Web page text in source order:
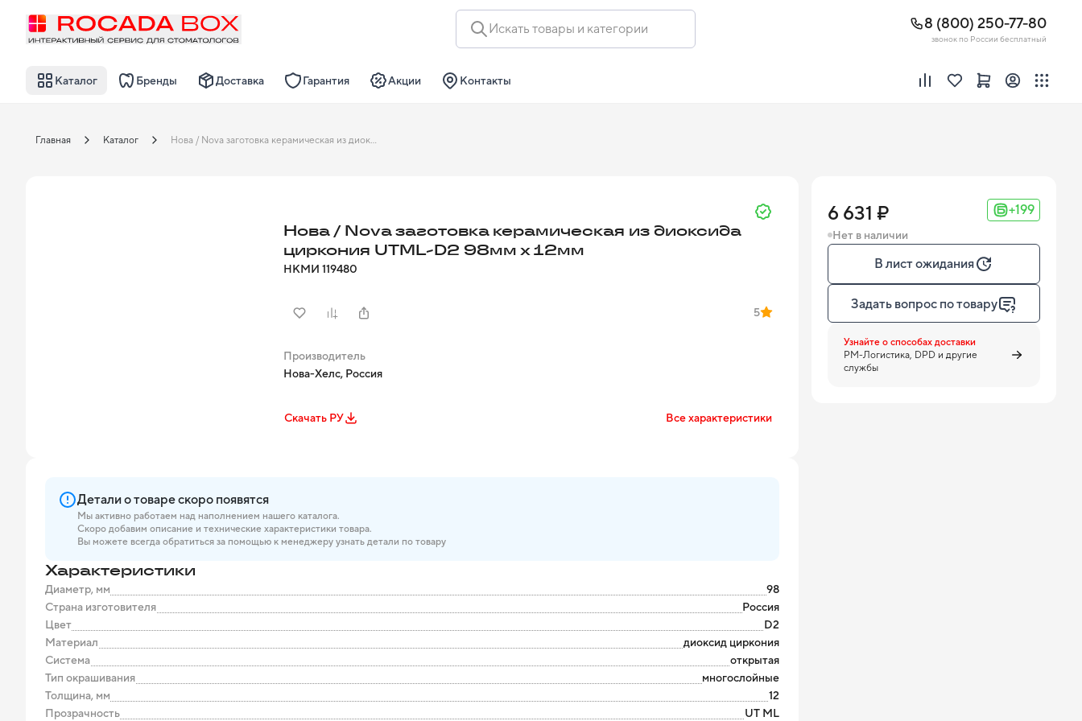
Искать товары и категории 8 (800) 250-77-80
звонок по России бесплатный
Каталог Бренды Доставка Гарантия Акции Контакты
Главная Каталог Нова / Nova заготовка керамическая из диоксида циркония UTML-D2 98мм х 12мм
Нова / Nova заготовка керамическая из диоксида
циркония UTML-D2 98мм х 12мм
НКМИ 119480
5
Производитель
Нова-Хелс, Россия
Скачать РУ Все характеристики
Детали о товаре скоро появятся
Мы активно работаем над наполнением нашего каталога.
Скоро добавим описание и технические характеристики товара.
Вы можете всегда обратиться за помощью к менеджеру узнать детали по товару
Характеристики
Диаметр, мм
98
Страна изготовителя
Россия
Цвет
D2
Материал
диоксид циркония
Система
открытая
Тип окрашивания
многослойные
Толщина, мм
12
Прозрачность
UT ML
6 631 ₽ +199
Нет в наличии
В лист ожидания
Задать вопрос по товару
Узнайте о способах доставки
PM-Логистика, DPD и другие
службы